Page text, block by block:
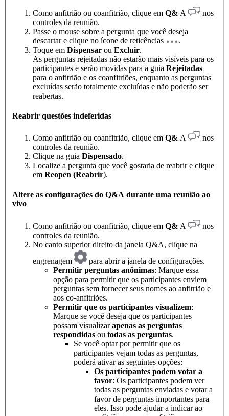
Como anfitrião ou coanfitrião, clique em Q& A
nos
controles da reunião.
Passe o mouse sobre a pergunta que você deseja
descartar e clique no ícone de reticências
.
Toque em Dispensar ou Excluir.
As perguntas rejeitadas não estarão mais visíveis para os
participantes e serão movidas para a guia Rejeitadas
para o anfitrião e os coanfitriões, enquanto as perguntas
excluídas serão totalmente excluídas e não poderão ser
reabertas.
Reabrir questões indeferidas
Como anfitrião ou coanfitrião, clique em Q& A
nos
controles da reunião.
Clique na guia Dispensado.
Localize a pergunta que você gostaria de reabrir e clique
em Reopen (Reabrir).
Altere as configurações do Q&A durante uma reunião ao
vivo
Como anfitrião ou coanfitrião, clique em Q& A
nos
controles da reunião.
No canto superior direito da janela Q&A, clique na
engrenagem
para abrir a janela de configurações.
Permitir perguntas anônimas: Marque essa
opção para permitir que os participantes enviem
perguntas sem fornecer seus nomes ao anfitrião e
aos co-anfitriões.
Permitir que os participantes visualizem:
Marque se você deseja que os participantes
possam visualizarapenas as perguntas
respondidas ou todas as perguntas.
Se você optar por permitir que os
participantes vejam todas as perguntas,
poderá ativar as seguintes opções:
Os participantes podem votar a
favor: Os participantes podem ver
todas as perguntas enviadas e votar a
favor de perguntas importantes para
eles. Isso pode ajudar a indicar ao